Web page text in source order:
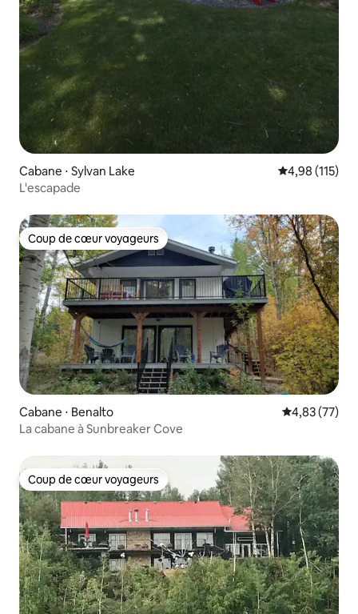
Cabane ⋅ Sylvan Lake Évaluation
4,98 (115)
L'escapade
Coup de cœur voyageurs
Coup de cœur voyageurs
Cabane ⋅ Benalto Évaluation
4,83 (77)
La cabane à Sunbreaker Cove
Coup de cœur voyageurs
Coup de cœur voyageurs